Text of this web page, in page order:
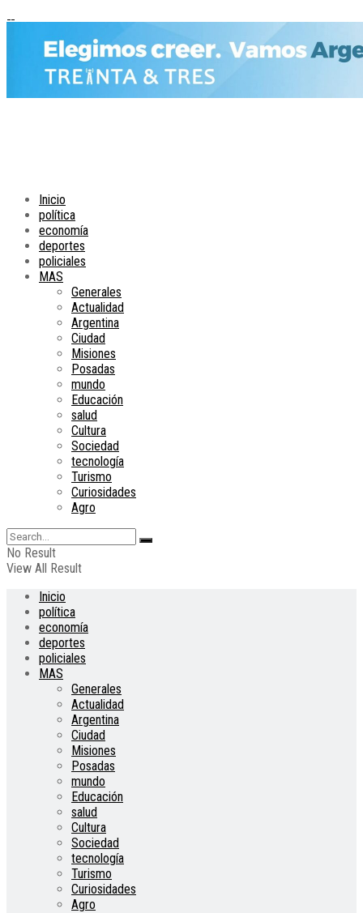
Inicio
política
economía
deportes
policiales
MAS
Generales
Actualidad
Argentina
Ciudad
Misiones
Posadas
mundo
Educación
salud
Cultura
Sociedad
tecnología
Turismo
Curiosidades
Agro
No Result
View All Result
Inicio
política
economía
deportes
policiales
MAS
Generales
Actualidad
Argentina
Ciudad
Misiones
Posadas
mundo
Educación
salud
Cultura
Sociedad
tecnología
Turismo
Curiosidades
Agro